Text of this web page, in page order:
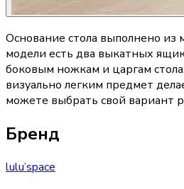
Основание стола выполнено
модели есть два выкатных
боковым ножкам и царгам
визуально легким предмет
можете выбрать свой вариант
Бренд
lulu’space